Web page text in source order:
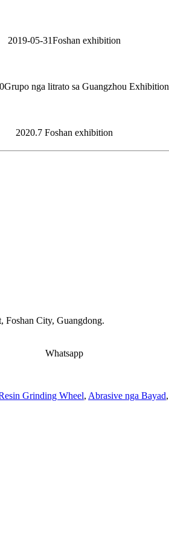
2019-05-31Foshan exhibition
nga litrato sa Guangzhou Exhibition
2020.7 Foshan exhibition
City, Guangdong.
Whatsapp
Grinding Wheel, Abrasive nga Bayad,